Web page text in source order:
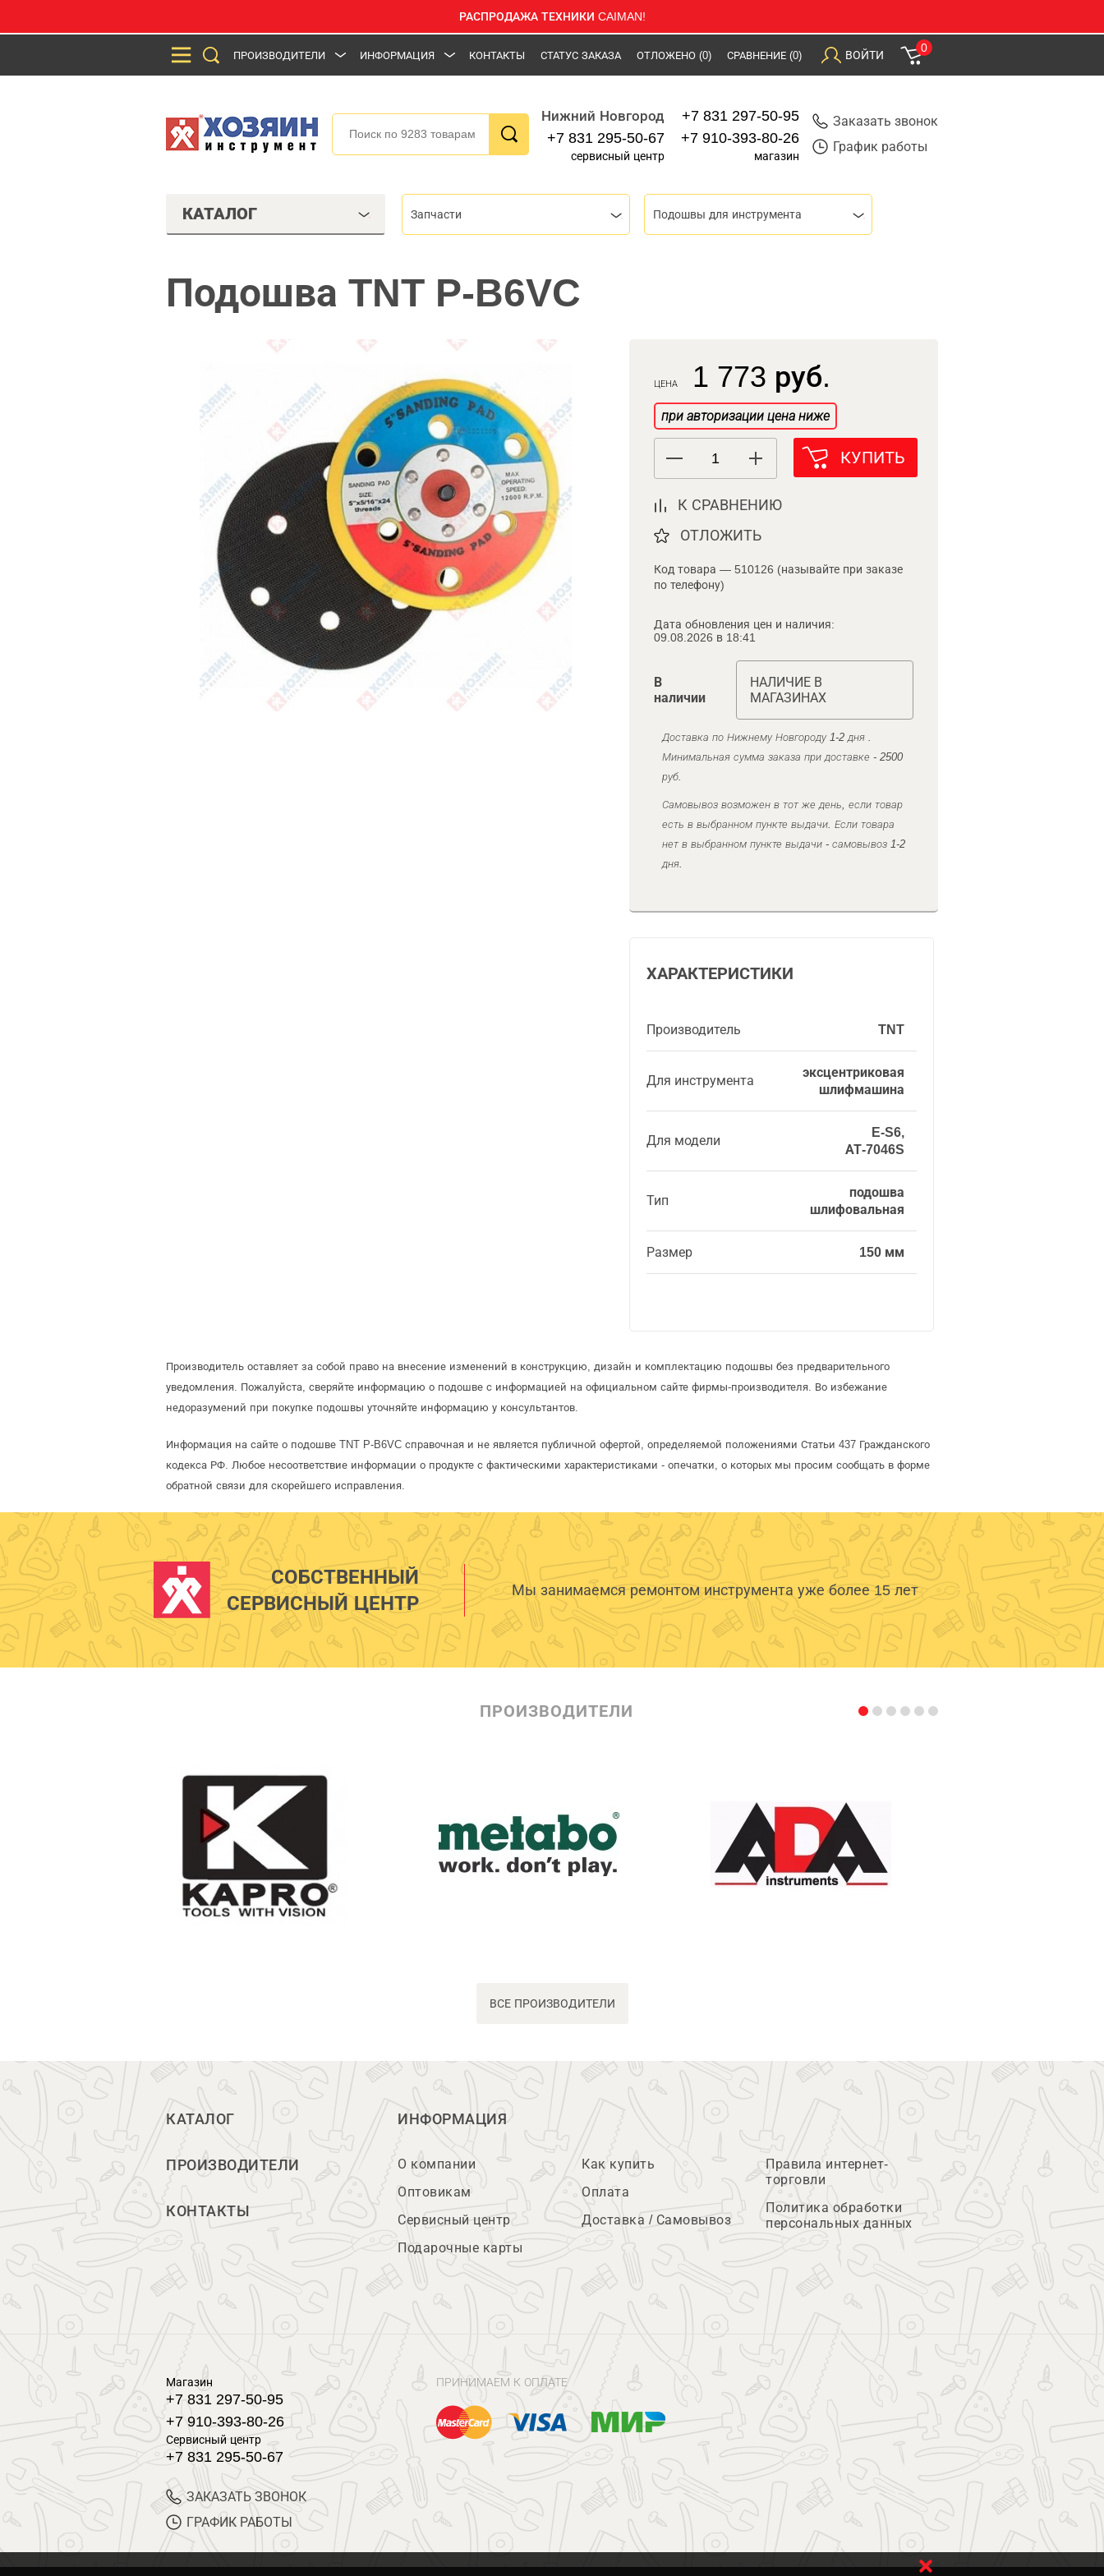
РАСПРОДАЖА ТЕХНИКИ CAIMAN!
ПРОИЗВОДИТЕЛИ ИНФОРМАЦИЯ КОНТАКТЫ СТАТУС ЗАКАЗА ОТЛОЖЕНО (0) СРАВНЕНИЕ (0) ВОЙТИ
0
Нижний Новгород
+7 831 295-50-67
сервисный центр
+7 831 297-50-95
+7 910-393-80-26
магазин
Заказать звонок
График работы
КАТАЛОГ Запчасти Подошвы для инструмента
Подошва TNT P-B6VC
ЦЕНА 1 773 руб.
при авторизации цена ниже
КУПИТЬ
К СРАВНЕНИЮ
ОТЛОЖИТЬ
Код товара — 510126 (называйте при заказе
по телефону)
Дата обновления цен и наличия:
09.08.2026 в 18:41
В
наличии
НАЛИЧИЕ В
МАГАЗИНАХ
Доставка по Нижнему Новгороду 1-2 дня .
Минимальная сумма заказа при доставке - 2500
руб.
Самовывоз возможен в тот же день, если товар
есть в выбранном пункте выдачи. Если товара
нет в выбранном пункте выдачи - самовывоз 1-2
дня.
ХАРАКТЕРИСТИКИ
Производитель TNT
Для инструмента
эксцентриковая
шлифмашина
Для модели
E-S6,
АТ-7046S
Тип
подошва
шлифовальная
Размер 150 мм
Производитель оставляет за собой право на внесение изменений в конструкцию, дизайн и комплектацию подошвы без предварительного
уведомления. Пожалуйста, сверяйте информацию о подошве с информацией на официальном сайте фирмы-производителя. Во избежание
недоразумений при покупке подошвы уточняйте информацию у консультантов.
Информация на сайте о подошве TNT P-B6VC справочная и не является публичной офертой, определяемой положениями Статьи 437 Гражданского
кодекса РФ. Любое несоответствие информации о продукте с фактическими характеристиками - опечатки, о которых мы просим сообщать в форме
обратной связи для скорейшего исправления.
СОБСТВЕННЫЙ
СЕРВИСНЫЙ ЦЕНТР
Мы занимаемся ремонтом инструмента уже более 15 лет
ПРОИЗВОДИТЕЛИ
ВСЕ ПРОИЗВОДИТЕЛИ
КАТАЛОГ
ПРОИЗВОДИТЕЛИ
КОНТАКТЫ
ИНФОРМАЦИЯ
О компании
Оптовикам
Сервисный центр
Подарочные карты
Как купить
Оплата
Доставка / Самовывоз
Правила интернет-
торговли
Политика обработки
персональных данных
Магазин
+7 831 297-50-95
+7 910-393-80-26
Сервисный центр
+7 831 295-50-67
ЗАКАЗАТЬ ЗВОНОК
ГРАФИК РАБОТЫ
ПРИНИМАЕМ К ОПЛАТЕ